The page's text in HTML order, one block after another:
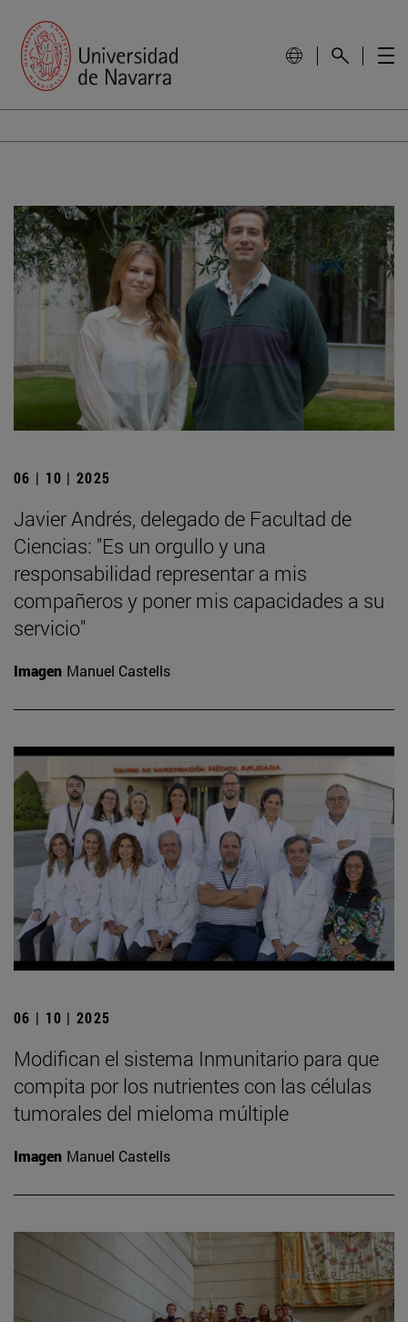
06 | 10 | 2025
Javier Andrés, delegado de Facultad de
Ciencias: "Es un orgullo y una
responsabilidad representar a mis
compañeros y poner mis capacidades a su
servicio"
Imagen Manuel Castells
06 | 10 | 2025
Modifican el sistema Inmunitario para que
compita por los nutrientes con las células
tumorales del mieloma múltiple
Imagen Manuel Castells